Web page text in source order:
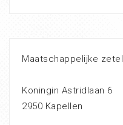
Maatschappelijke zetel
Koningin Astridlaan 6
2950 Kapellen